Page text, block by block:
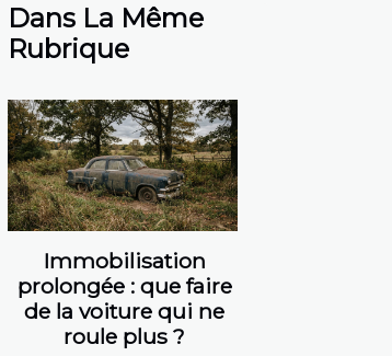
Dans La Même
Rubrique
Immobilisation
prolongée : que faire
de la voiture qui ne
roule plus ?